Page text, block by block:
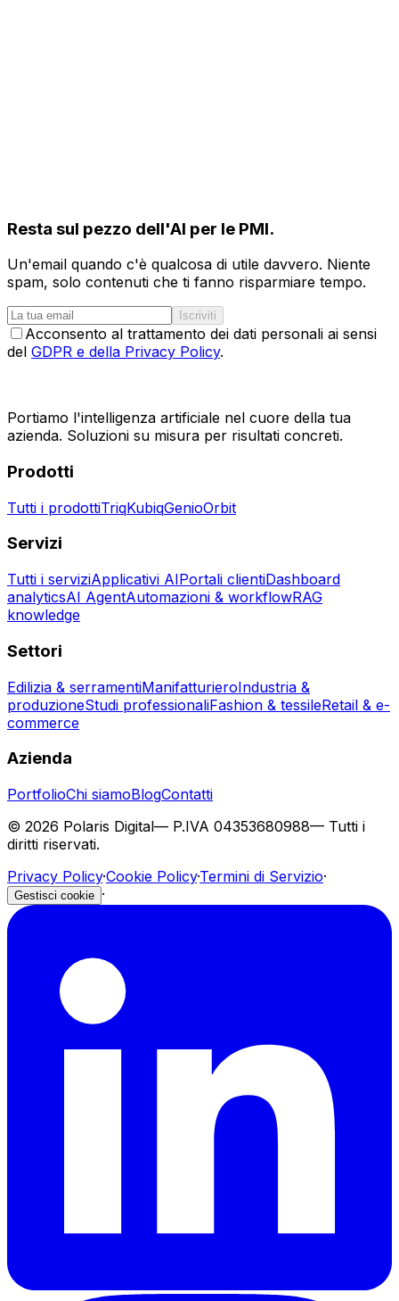
Resta sul pezzo dell'AI per le PMI.
Un'email quando c'è qualcosa di utile davvero. Niente
spam, solo contenuti che ti fanno risparmiare tempo.
Iscriviti
Acconsento al trattamento dei dati personali ai sensi
del GDPR e della Privacy Policy.
Portiamo l'intelligenza artificiale nel cuore della tua
azienda. Soluzioni su misura per risultati concreti.
Prodotti
Tutti i prodottiTriqKubiqGenioOrbit
Servizi
Tutti i serviziApplicativi AIPortali clientiDashboard
analyticsAI AgentAutomazioni & workflowRAG
knowledge
Settori
Edilizia & serramentiManifatturieroIndustria &
produzioneStudi professionaliFashion & tessileRetail & e-
commerce
Azienda
PortfolioChi siamoBlogContatti
© 2026 Polaris Digital— P.IVA 04353680988— Tutti i
diritti riservati.
Privacy Policy·Cookie Policy·Termini di Servizio·
Gestisci cookie ·